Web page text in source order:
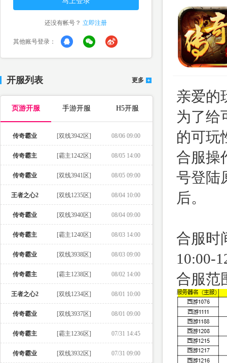
还没有帐号？ 立即注册
其他账号登录：
开服列表 更多
页游开服 手游开服 H5开服
传奇霸业 [双线3942区] 08/06 09:00
传奇霸主 [霸主1242区] 08/05 14:00
传奇霸业 [双线3941区] 08/05 09:00
王者之心2 [双线1235区] 08/04 10:00
传奇霸业 [双线3940区] 08/04 09:00
传奇霸主 [霸主1240区] 08/03 14:00
传奇霸业 [双线3938区] 08/03 09:00
传奇霸主 [霸主1238区] 08/02 14:00
王者之心2 [双线1234区] 08/01 10:00
传奇霸业 [双线3937区] 08/01 09:00
传奇霸主 [霸主1236区] 07/31 14:45
传奇霸业 [双线3932区] 07/31 09:00
亲爱的
为了给
的可玩
合服操
号登陆
后。
合服时
10:00-
合服范